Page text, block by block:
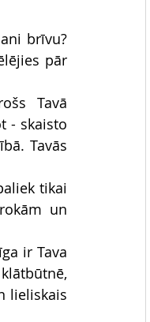
brīvu?
pār
Tavā
- skaisto
Tavās
tikai
un
ir Tava
lieliskais